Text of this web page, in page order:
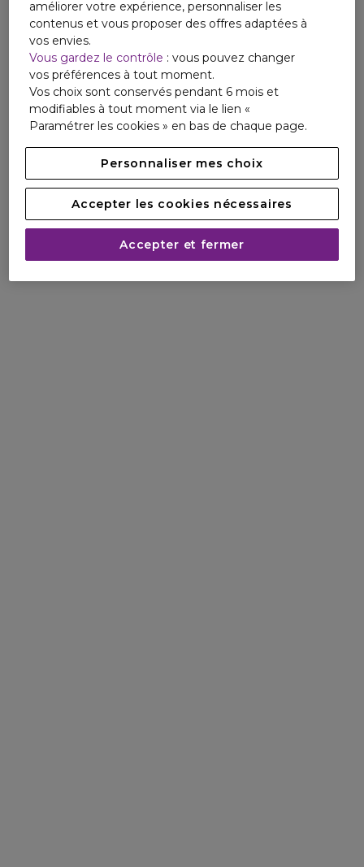
améliorer votre expérience, personnaliser les
contenus et vous proposer des offres adaptées à
vos envies.
Vous gardez le contrôle : vous pouvez changer
vos préférences à tout moment.
Vos choix sont conservés pendant 6 mois et
modifiables à tout moment via le lien «
Paramétrer les cookies » en bas de chaque page.
Personnaliser mes choix
Accepter les cookies nécessaires
Accepter et fermer